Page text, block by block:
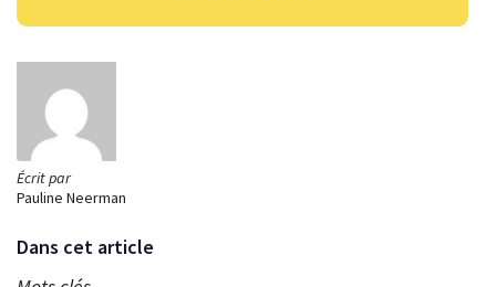
Écrit par
Pauline Neerman
Dans cet article